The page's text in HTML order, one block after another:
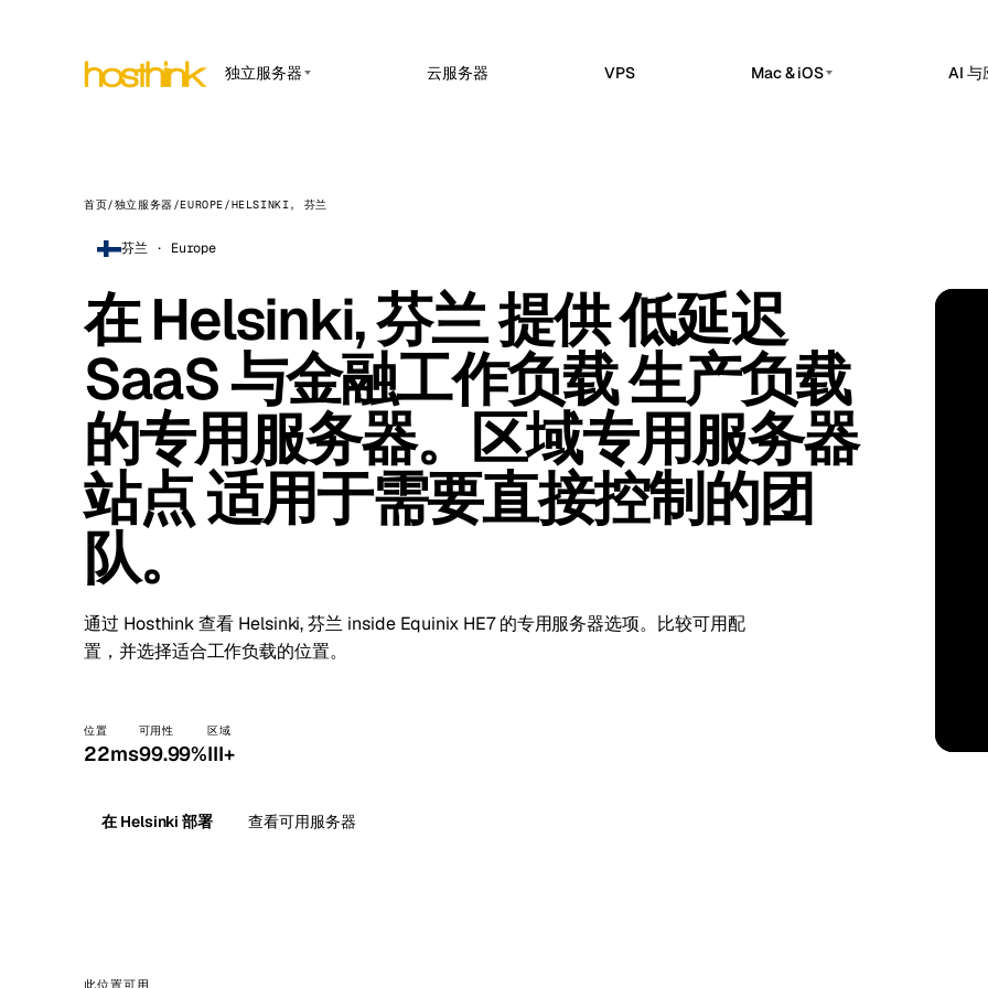
独立服务器
欧洲 服务器 (32)
大洋洲 服务器 (2)
Istanbul 土耳其 Keflavik
Lisbon 葡萄牙 London
Manchester 英国 Milan
Novi Travnik 波斯尼亚和黑塞哥维那 Oslo
Prague 捷克 Siauliai
Stockholm 瑞典 Tallinn
云服务器 VPS Mac & iOS AI 与
Uptime Kuma 托管版
在线率检查、SSL 监控、告警和状态页面。
推理工作负载
GPU AI 服务器
专用 GPU 基础设施
专用 LLM 服务器
Self-hosted AI 堆栈
首页/独立服务器/EUROPE/HELSINKI, 芬兰
芬兰 · Europe
在 Helsinki, 芬兰 提供 低延迟
SaaS 与金融工作负载 生产负载
的专用服务器。区域专用服务器
站点 适用于需要直接控制的团
队。
通过 Hosthink 查看 Helsinki, 芬兰 inside Equinix HE7 的专用服务器选项。比较可用配
置，并选择适合工作负载的位置。
位置
22ms
可用性
99.99%
区域
III+
在 Helsinki 部署 查看可用服务器
此位置可用